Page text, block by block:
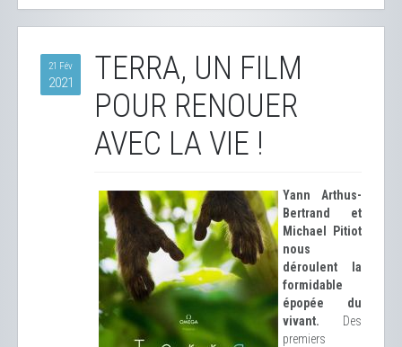
21 Fév
2021
TERRA, UN FILM
POUR RENOUER
AVEC LA VIE !
Yann Arthus-
Bertrand et
Michael Pitiot
nous
déroulent la
formidable
épopée du
vivant. Des
premiers